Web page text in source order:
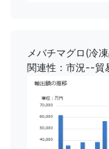
メバチマグロ(冷
関連性：市況--貿